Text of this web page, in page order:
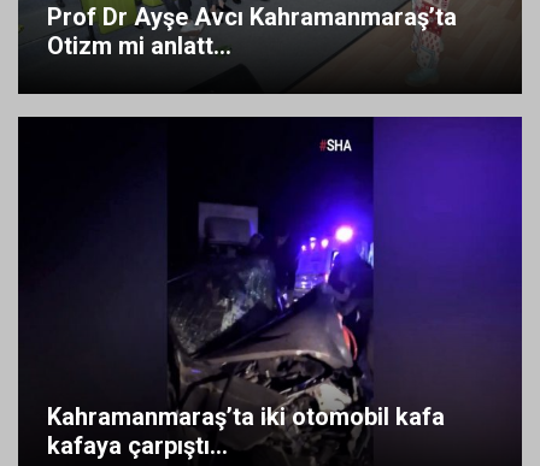
Prof Dr Ayşe Avcı Kahramanmaraş’ta
Otizm mi anlatt...
Kahramanmaraş’ta iki otomobil kafa
kafaya çarpıştı...